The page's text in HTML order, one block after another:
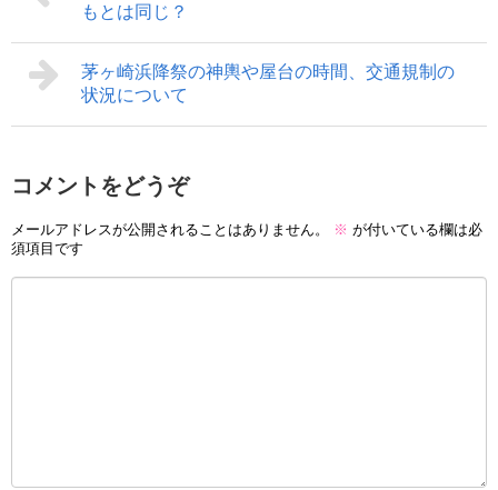
もとは同じ？
茅ヶ崎浜降祭の神輿や屋台の時間、交通規制の
状況について
コメントをどうぞ
メールアドレスが公開されることはありません。 ※ が付いている欄は必
須項目です